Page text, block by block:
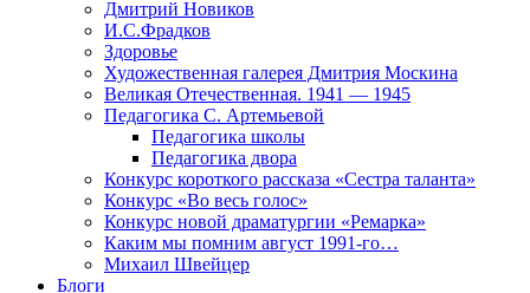
Дмитрий Новиков
И.С.Фрадков
Здоровье
Художественная галерея Дмитрия Москина
Великая Отечественная. 1941 — 1945
Педагогика С. Артемьевой
Педагогика школы
Педагогика двора
Конкурс короткого рассказа «Сестра таланта»
Конкурс «Во весь голос»
Конкурс новой драматургии «Ремарка»
Каким мы помним август 1991-го…
Михаил Швейцер
Блоги